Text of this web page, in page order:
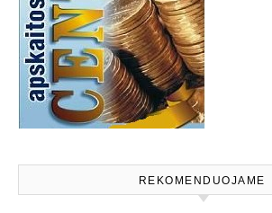
REKOMENDUOJAME